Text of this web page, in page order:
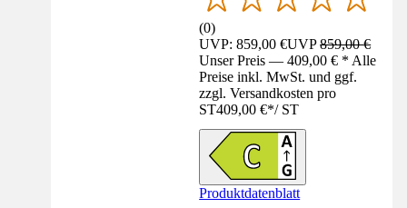
(0)
UVP: 859,00 €UVP859,00 €
Unser Preis — 409,00 € * Alle
Preise inkl. MwSt. und ggf.
zzgl. Versandkosten pro
ST409,00 €*/ ST
Produktdatenblatt